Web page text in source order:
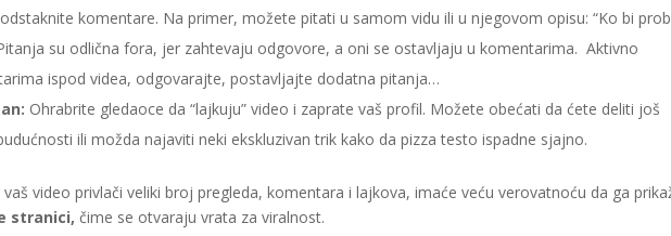
komentare. Na primer, možete pitati u samom vidu ili u njegovom opisu: “Ko bi
su odlična fora, jer zahtevaju odgovore, a oni se ostavljaju u komentarima. Aktivno
ispod videa, odgovarajte, postavljajte dodatna pitanja…
Ohrabrite gledaoce da “lajkuju” video i zaprate vaš profil. Možete obećati da ćete deliti još
ili možda najaviti neki ekskluzivan trik kako da pizza testo ispadne sjajno.
video privlači veliki broj pregleda, komentara i lajkova, imaće veću verovatnoću da ga
stranici, čime se otvaraju vrata za viralnost.